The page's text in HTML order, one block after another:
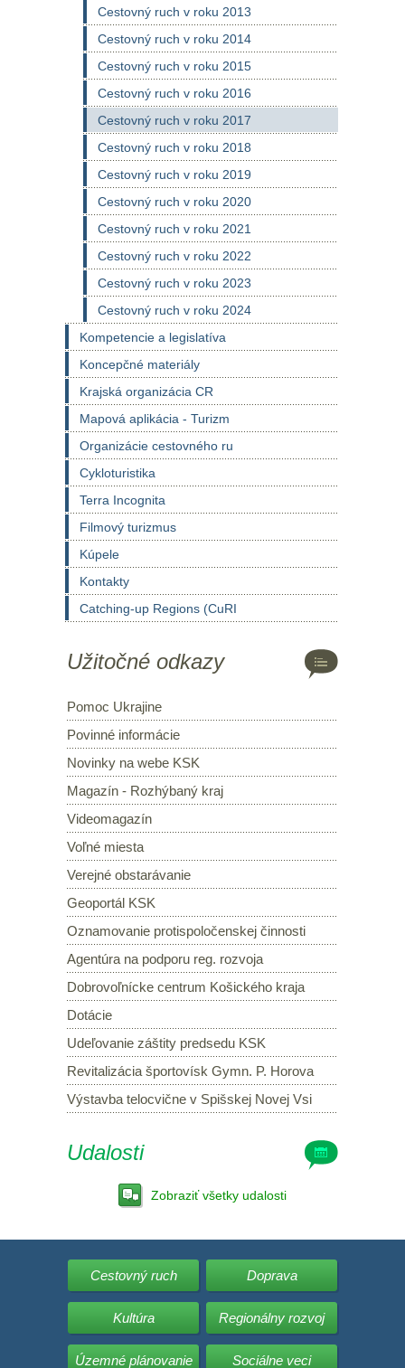
Cestovný ruch v roku 2013
Cestovný ruch v roku 2014
Cestovný ruch v roku 2015
Cestovný ruch v roku 2016
Cestovný ruch v roku 2017
Cestovný ruch v roku 2018
Cestovný ruch v roku 2019
Cestovný ruch v roku 2020
Cestovný ruch v roku 2021
Cestovný ruch v roku 2022
Cestovný ruch v roku 2023
Cestovný ruch v roku 2024
Kompetencie a legislatíva
Koncepčné materiály
Krajská organizácia CR
Mapová aplikácia - Turizm
Organizácie cestovného ru
Cykloturistika
Terra Incognita
Filmový turizmus
Kúpele
Kontakty
Catching-up Regions (CuRI
Užitočné odkazy
Pomoc Ukrajine
Povinné informácie
Novinky na webe KSK
Magazín - Rozhýbaný kraj
Videomagazín
Voľné miesta
Verejné obstarávanie
Geoportál KSK
Oznamovanie protispoločenskej činnosti
Agentúra na podporu reg. rozvoja
Dobrovoľnícke centrum Košického kraja
Dotácie
Udeľovanie záštity predsedu KSK
Revitalizácia športovísk Gymn. P. Horova
Výstavba telocvične v Spišskej Novej Vsi
Udalosti
Zobraziť všetky udalosti
Cestovný ruch Doprava
Kultúra Regionálny rozvoj
Územné plánovanie Sociálne veci